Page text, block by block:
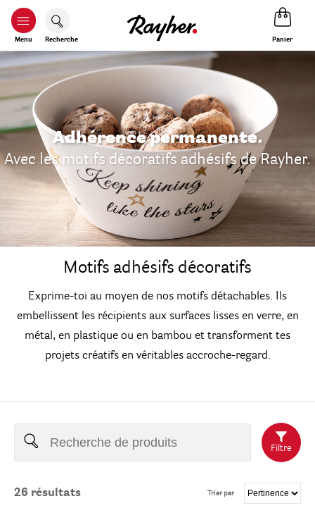
Menu Recherche Panier
Adhérence permanente.
Avec les motifs décoratifs adhésifs de Rayher.
Motifs adhésifs décoratifs
Exprime-toi au moyen de nos motifs détachables. Ils
embellissent les récipients aux surfaces lisses en verre, en
métal, en plastique ou en bambou et transforment tes
projets créatifs en véritables accroche-regard.
Filtre
26 résultats Trier par